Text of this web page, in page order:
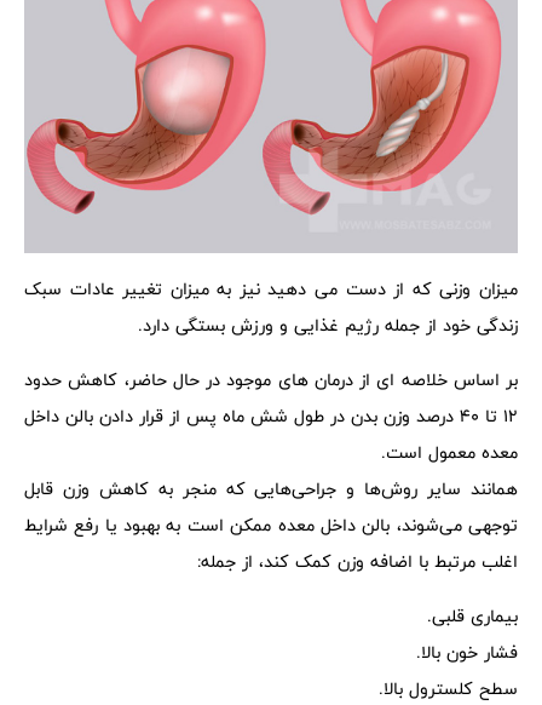
میزان وزنی که از دست می دهید نیز به میزان تغییر عادات سبک
زندگی خود از جمله رژیم غذایی و ورزش بستگی دارد.
بر اساس خلاصه ای از درمان های موجود در حال حاضر، کاهش حدود
12 تا 40 درصد وزن بدن در طول شش ماه پس از قرار دادن بالن داخل
معده معمول است.
همانند سایر روش‌ها و جراحی‌هایی که منجر به کاهش وزن قابل
توجهی می‌شوند، بالن داخل معده ممکن است به بهبود یا رفع شرایط
اغلب مرتبط با اضافه وزن کمک کند، از جمله:
بیماری قلبی.
فشار خون بالا.
سطح کلسترول بالا.